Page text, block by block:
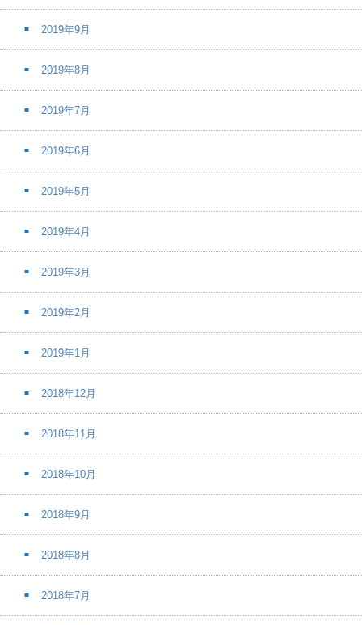
2019年9月
2019年8月
2019年7月
2019年6月
2019年5月
2019年4月
2019年3月
2019年2月
2019年1月
2018年12月
2018年11月
2018年10月
2018年9月
2018年8月
2018年7月